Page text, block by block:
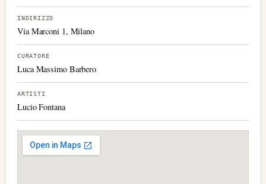
INDIRIZZO
Via Marconi 1, Milano
CURATORE
Luca Massimo Barbero
ARTISTI
Lucio Fontana